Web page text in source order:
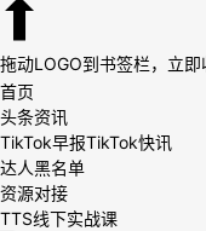
拖动LOGO到书签栏，立
首页
头条资讯
TikTok早报TikTok快讯
达人黑名单
资源对接
TTS线下实战课